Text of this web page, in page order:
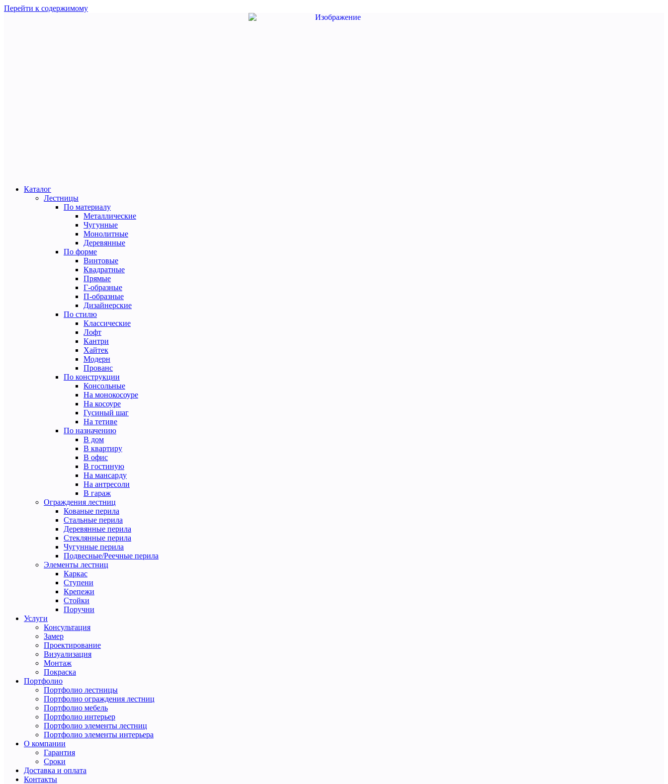
Перейти к содержимому
Каталог
Лестницы
По материалу
Металлические
Чугунные
Монолитные
Деревянные
По форме
Винтовые
Квадратные
Прямые
Г-образные
П-образные
Дизайнерские
По стилю
Классические
Лофт
Кантри
Хайтек
Модерн
Прованс
По конструкции
Консольные
На монокосоуре
На косоуре
Гусиный шаг
На тетиве
По назначению
В дом
В квартиру
В офис
В гостиную
На мансарду
На антресоли
В гараж
Ограждения лестниц
Кованые перила
Стальные перила
Деревянные перила
Стеклянные перила
Чугунные перила
Подвесные/Реечные перила
Элементы лестниц
Каркас
Ступени
Крепежи
Стойки
Поручни
Услуги
Консультация
Замер
Проектирование
Визуализация
Монтаж
Покраска
Портфолио
Портфолио лестницы
Портфолио ограждения лестниц
Портфолио мебель
Портфолио интерьер
Портфолио элементы лестниц
Портфолио элементы интерьера
О компании
Гарантия
Сроки
Доставка и оплата
Контакты